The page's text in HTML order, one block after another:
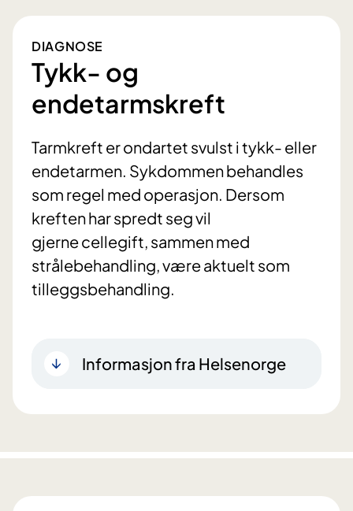
DIAGNOSE
Tykk- og
endetarmskreft
Tarmkreft er ondartet svulst i tykk- eller
endetarmen. Sykdommen behandles
som regel med operasjon. Dersom
kreften har spredt seg vil
gjerne cellegift, sammen med
strålebehandling, være aktuelt som
tilleggsbehandling.
Informasjon fra Helsenorge